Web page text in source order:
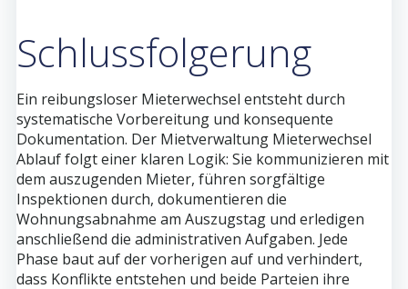
Schlussfolgerung
Ein reibungsloser Mieterwechsel entsteht durch
systematische Vorbereitung und konsequente
Dokumentation. Der Mietverwaltung Mieterwechsel
Ablauf folgt einer klaren Logik: Sie kommunizieren mit
dem auszugenden Mieter, führen sorgfältige
Inspektionen durch, dokumentieren die
Wohnungsabnahme am Auszugstag und erledigen
anschließend die administrativen Aufgaben. Jede
Phase baut auf der vorherigen auf und verhindert,
dass Konflikte entstehen und beide Parteien ihre